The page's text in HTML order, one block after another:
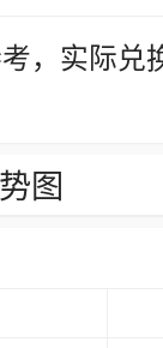
，实际
图